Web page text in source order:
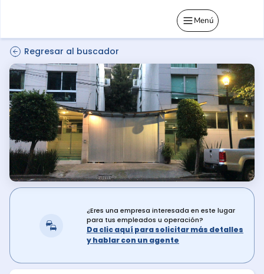
Menú
Regresar al buscador
¿Eres una empresa interesada en este lugar
para tus empleados u operación?
Da clic aquí para solicitar más detalles
y hablar con un agente